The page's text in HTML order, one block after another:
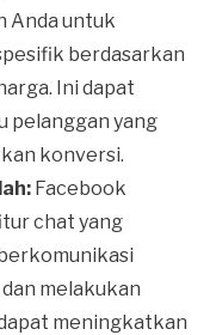
Anda untuk
berdasarkan
Ini dapat
pelanggan yang
konversi.
Facebook
chat yang
melakukan
meningkatkan